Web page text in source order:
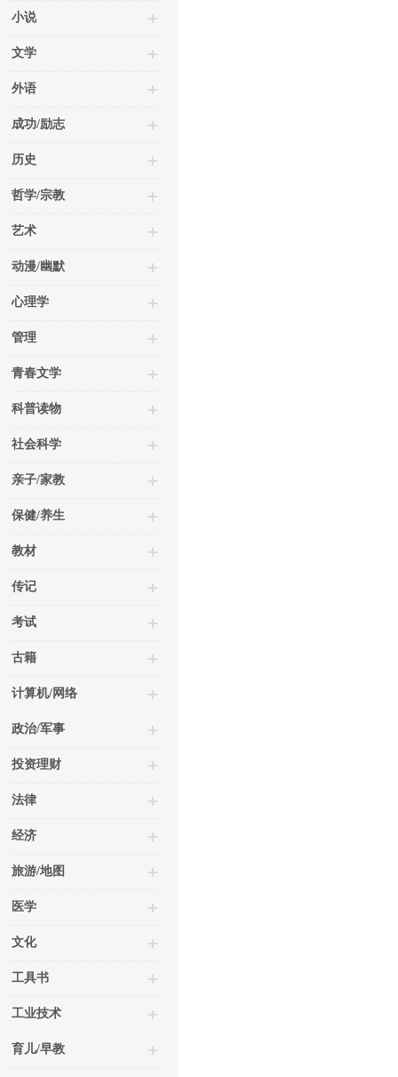
小说
文学
外语
成功/励志
历史
哲学/宗教
艺术
动漫/幽默
心理学
管理
青春文学
科普读物
社会科学
亲子/家教
保健/养生
教材
传记
考试
古籍
计算机/网络
政治/军事
投资理财
法律
经济
旅游/地图
医学
文化
工具书
工业技术
育儿/早教